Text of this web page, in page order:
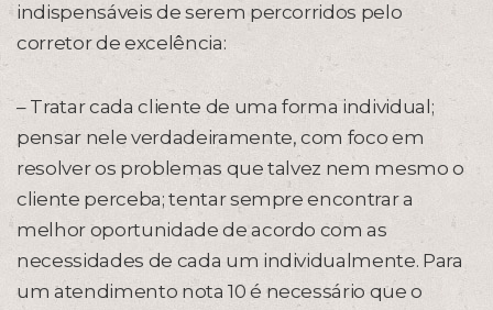
indispensáveis de serem percorridos pelo
corretor de excelência:
– Tratar cada cliente de uma forma individual;
pensar nele verdadeiramente, com foco em
resolver os problemas que talvez nem mesmo o
cliente perceba; tentar sempre encontrar a
melhor oportunidade de acordo com as
necessidades de cada um individualmente. Para
um atendimento nota 10 é necessário que o